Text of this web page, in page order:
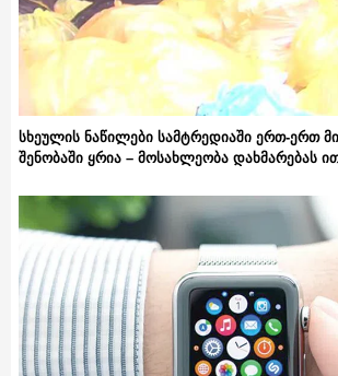
სხეულის ნაწილები სამტრედიაში ერთ-ერთ
შენობაში ყრია – მოსახლეობა დახმარებას